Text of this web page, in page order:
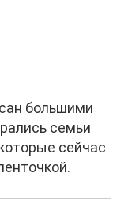
большими
семьи
сейчас